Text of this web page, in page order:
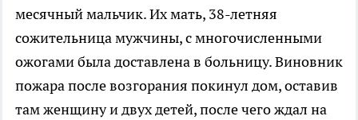
месячный мальчик. Их мать, 38-летняя
сожительница мужчины, с многочисленными
ожогами была доставлена в больницу. Виновник
пожара после возгорания покинул дом, оставив
там женщину и двух детей, после чего ждал на